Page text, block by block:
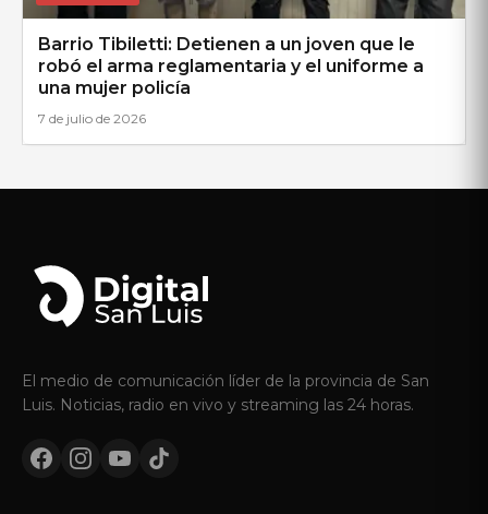
Barrio Tibiletti: Detienen a un joven que le
robó el arma reglamentaria y el uniforme a
una mujer policía
7 de julio de 2026
El medio de comunicación líder de la provincia de San
Luis. Noticias, radio en vivo y streaming las 24 horas.